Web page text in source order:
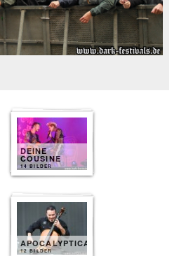
DEINE
COUSINE
14 BILDER
APOCALYPTICA
12 BILDER